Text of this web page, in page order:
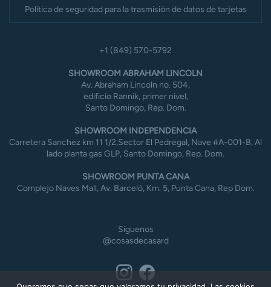
Política de seguridad para la trasmisión de datos de tarjetas
+1 (849) 570-5792
SHOWROOM ABRAHAM LINCOLN
Av. Abraham Lincoln no. 504,
edificio Rannik, primer nivel,
Santo Domingo, Rep. Dom.
SHOWROOM INDEPENDENCIA
Carretera Sanchez km 11 1/2,Sector El Pedregal, Nave #A-001-B, Al
lado planta gas GLP, Santo Domingo, Rep. Dom.
SHOWROOM PUNTA CANA
Complejo Naves Mall, Av. Barceló, Km. 5, Punta Cana, Rep Dom.
Síguenos
@cosasdecasard